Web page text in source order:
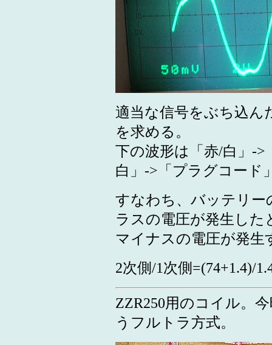
適当な信号をぶち込ん
を求める。
下の波形は「赤/白」->
白」->「プラグコード
すなわち、バッテリ
ラスの電圧が発生し
マイナスの電圧が発生
2次側/1次側=(74+1.4)/
ZZR250用のコイル。
うフルトラ方式。